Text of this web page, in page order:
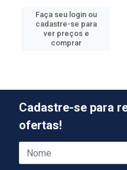
Faça seu login ou
cadastre-se para
ver preços e
comprar
Cadastre-se para
ofertas!